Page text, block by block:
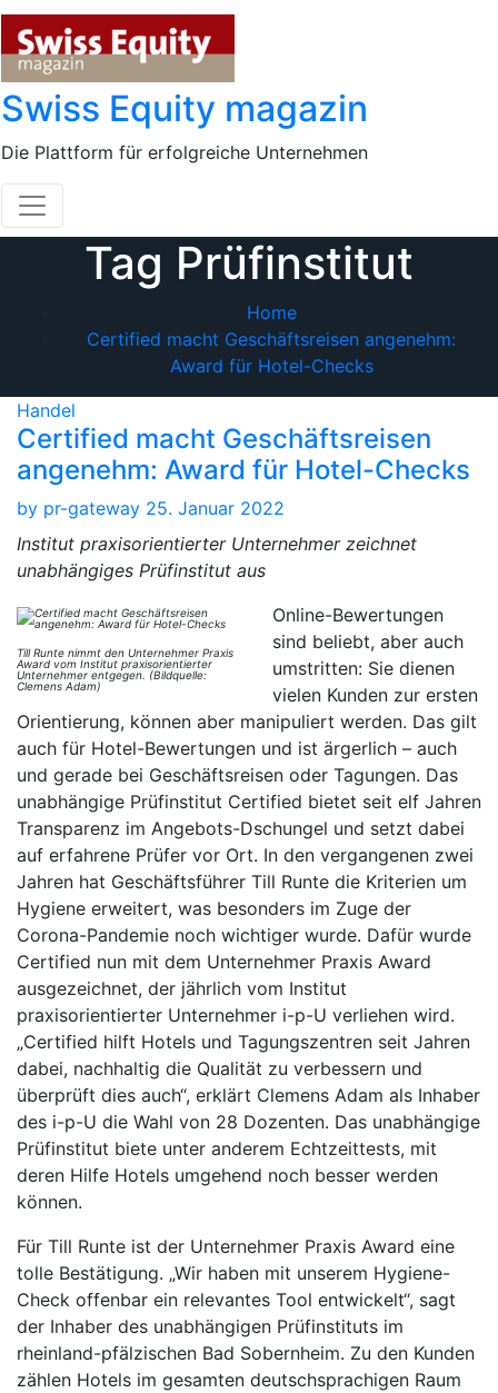
Skip
content
Swiss Equity magazin
Die Plattform für erfolgreiche Unternehmen
Tag Prüfinstitut
Home
Certified macht Geschäftsreisen angenehm:
Award für Hotel-Checks
Handel
Certified macht Geschäftsreisen
angenehm: Award für Hotel-Checks
by pr-gateway 25. Januar 2022
Institut praxisorientierter Unternehmer zeichnet
unabhängiges Prüfinstitut aus
Till Runte nimmt den Unternehmer Praxis
Award vom Institut praxisorientierter
Unternehmer entgegen. (Bildquelle:
Clemens Adam)
Online-Bewertungen
sind beliebt, aber auch
umstritten: Sie dienen
vielen Kunden zur ersten
Orientierung, können aber manipuliert werden. Das gilt
auch für Hotel-Bewertungen und ist ärgerlich – auch
und gerade bei Geschäftsreisen oder Tagungen. Das
unabhängige Prüfinstitut Certified bietet seit elf Jahren
Transparenz im Angebots-Dschungel und setzt dabei
auf erfahrene Prüfer vor Ort. In den vergangenen zwei
Jahren hat Geschäftsführer Till Runte die Kriterien um
Hygiene erweitert, was besonders im Zuge der
Corona-Pandemie noch wichtiger wurde. Dafür wurde
Certified nun mit dem Unternehmer Praxis Award
ausgezeichnet, der jährlich vom Institut
praxisorientierter Unternehmer i-p-U verliehen wird.
„Certified hilft Hotels und Tagungszentren seit Jahren
dabei, nachhaltig die Qualität zu verbessern und
überprüft dies auch“, erklärt Clemens Adam als Inhaber
des i-p-U die Wahl von 28 Dozenten. Das unabhängige
Prüfinstitut biete unter anderem Echtzeittests, mit
deren Hilfe Hotels umgehend noch besser werden
können.
Für Till Runte ist der Unternehmer Praxis Award eine
tolle Bestätigung. „Wir haben mit unserem Hygiene-
Check offenbar ein relevantes Tool entwickelt“, sagt
der Inhaber des unabhängigen Prüfinstituts im
rheinland-pfälzischen Bad Sobernheim. Zu den Kunden
zählen Hotels im gesamten deutschsprachigen Raum